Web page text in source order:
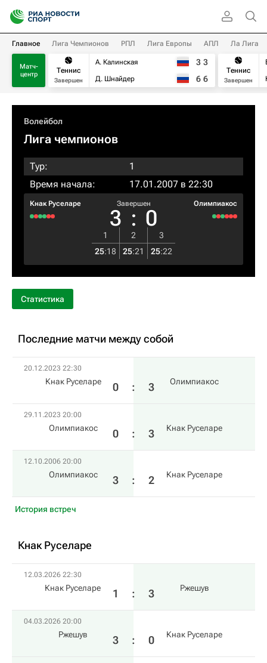
Главное Лига Чемпионов РПЛ Лига Европы АПЛ Ла Лига
Матч-
центр
Теннис
Завершен
А. Калинская
Д. Шнайдер
3 3
6 6
Теннис
Завершен
Волейбол
Лига чемпионов
Тур:
1
Время начала:
17.01.2007 в 22:30
Кнак Руселаре Завершен
3 : 0
Олимпиакос
1 2
3
25:18 25:21 25:22
Статистика
Последние матчи между собой
20.12.2023 22:30
Кнак Руселаре 0 : 3 Олимпиакос
29.11.2023 20:00
Олимпиакос 0 : 3 Кнак Руселаре
12.10.2006 20:00
Олимпиакос 3 : 2 Кнак Руселаре
История встреч
Кнак Руселаре
12.03.2026 22:30
Кнак Руселаре 1 : 3 Ржешув
04.03.2026 20:00
Ржешув 3 : 0 Кнак Руселаре